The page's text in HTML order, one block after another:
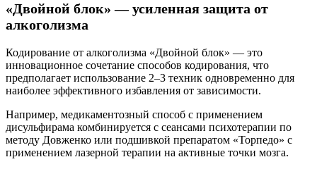
«Двойной блок» — усиленная защита от
алкоголизма
Кодирование от алкоголизма «Двойной блок» — это
инновационное сочетание способов кодирования, что
предполагает использование 2–3 техник одновременно для
наиболее эффективного избавления от зависимости.
Например, медикаментозный способ с применением
дисульфирама комбинируется с сеансами психотерапии по
методу Довженко или подшивкой препаратом «Торпедо» с
применением лазерной терапии на активные точки мозга.